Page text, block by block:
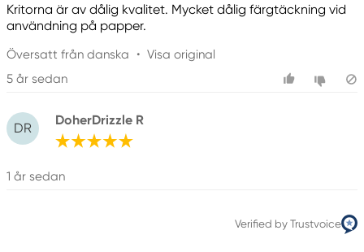
Kritorna är av dålig kvalitet. Mycket dålig färgtäckning vid
användning på papper.
Översatt från danska • Visa original
5 år sedan
DR
DoherDrizzle R
1 år sedan
Verified by Trustvoice